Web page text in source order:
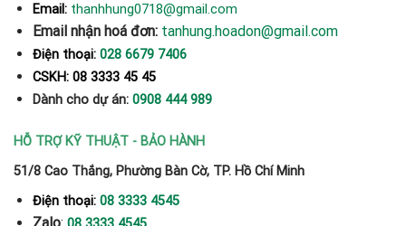
Email: thanhhung0718@gmail.com
Email nhận hoá đơn: tanhung.hoadon@gmail.com
Điện thoại: 028 6679 7406
CSKH: 08 3333 45 45
Dành cho dự án: 0908 444 989
HỖ TRỢ KỸ THUẬT - BẢO HÀNH
51/8 Cao Thắng, Phường Bàn Cờ, TP. Hồ Chí Minh
Điện thoại: 08 3333 4545